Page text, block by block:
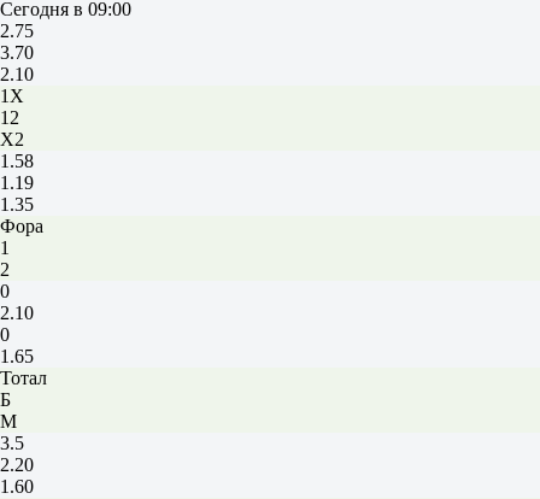
Сегодня в 09:00
2.75
3.70
2.10
1X
12
X2
1.58
1.19
1.35
Фора
1
2
0
2.10
0
1.65
Тотал
Б
М
3.5
2.20
1.60